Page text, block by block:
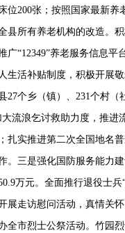
位200张；按照国家最新养
县所有养老机构的改造。
广“12349”养老服务信息平
生活补贴制度，积极开展
27个乡（镇）、 231个村（
流浪乞讨救助力度，推进
扎实推进第二次全国地名
。三是强化国防服务能力
万元。全面推行退役士兵
展走访慰问活动，真情关
全市烈士公祭活动。竹园